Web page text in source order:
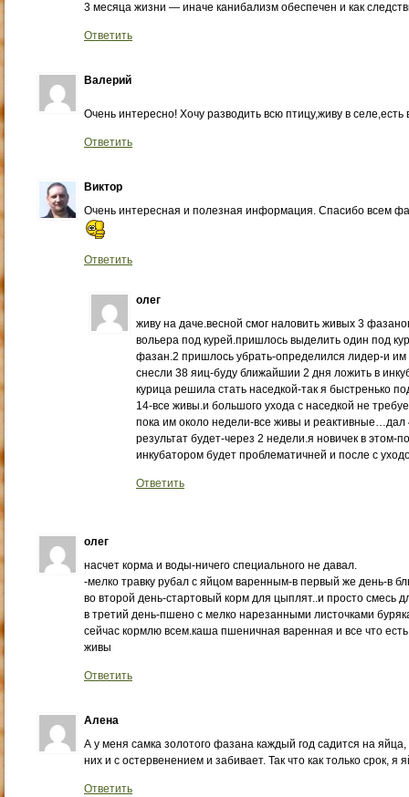
3 месяца жизни — иначе канибализм обеспечен и как
Ответить
Валерий
Очень интересно! Хочу разводить всю птицу,живу в
Ответить
Виктор
Очень интересная и полезная информация. Спасибо всем
Ответить
олег
живу на даче.весной смог наловить живых 3
вольера под курей.пришлось выделить один под
фазан.2 пришлось убрать-определился лидер-и
снесли 38 яиц-буду ближайшии 2 дня ложить в
курица решила стать наседкой-так я быстренько
14-все живы.и большого ухода с наседкой не
пока им около недели-все живы и
результат будет-через 2 недели.я новичек в этом-
инкубатором будет проблематичней и после с
Ответить
олег
насчет корма и воды-ничего специального не давал.
-мелко травку рубал с яйцом варенным-в первый же день-в
во второй день-стартовый корм для цыплят..и просто смесь
в третий день-пшено с мелко нарезанными листочками
сейчас кормлю всем.каша пшеничная варенная и все что
живы
Ответить
Алена
А у меня самка золотого фазана каждый год садится на
них и с остервенением и забивает. Так что как только срок, я
Ответить